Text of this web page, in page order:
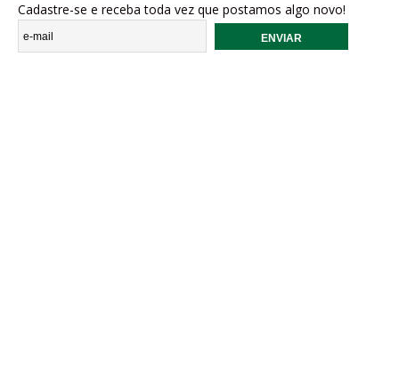
Cadastre-se e receba toda vez que postamos algo novo!